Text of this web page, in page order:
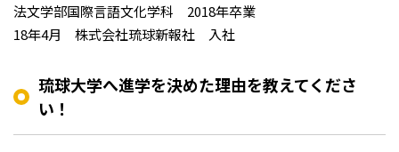
法文学部国際言語文化学科 2018年卒業
18年4月 株式会社琉球新報社 入社
琉球大学へ進学を決めた理由を教えてくださ
い！